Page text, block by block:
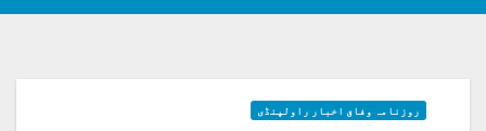
روزنامہ وفاق اخبار راولپنڈی